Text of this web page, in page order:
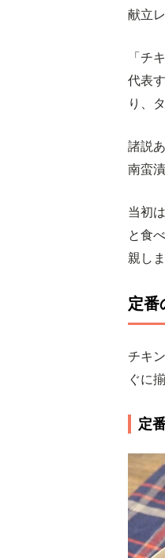
献立
「チ
代表
り、
諸説
南蛮
当初
と食
親し
定番
チキ
ぐに
定